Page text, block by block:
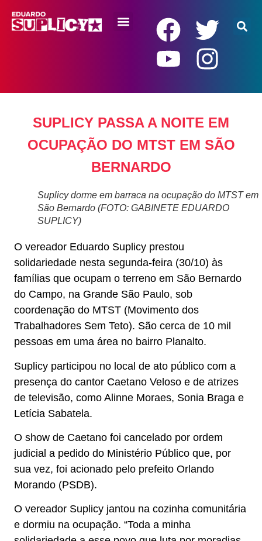
SUPLICY PASSA A NOITE EM
OCUPAÇÃO DO MTST EM SÃO
BERNARDO
Suplicy dorme em barraca na ocupação do MTST em
São Bernardo (FOTO: GABINETE EDUARDO
SUPLICY)
O vereador Eduardo Suplicy prestou
solidariedade nesta segunda-feira (30/10) às
famílias que ocupam o terreno em São Bernardo
do Campo, na Grande São Paulo, sob
coordenação do MTST (Movimento dos
Trabalhadores Sem Teto). São cerca de 10 mil
pessoas em uma área no bairro Planalto.
Suplicy participou no local de ato público com a
presença do cantor Caetano Veloso e de atrizes
de televisão, como Alinne Moraes, Sonia Braga e
Letícia Sabatela.
O show de Caetano foi cancelado por ordem
judicial a pedido do Ministério Público que, por
sua vez, foi acionado pelo prefeito Orlando
Morando (PSDB).
O vereador Suplicy jantou na cozinha comunitária
e dormiu na ocupação. “Toda a minha